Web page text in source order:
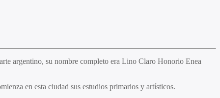
argentino, su nombre completo era Lino Claro Honorio Enea
en esta ciudad sus estudios primarios y artísticos.